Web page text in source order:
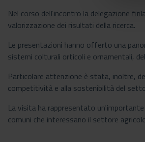
Nel corso dell'incontro la delegazione
valorizzazione dei risultati della ricerca.
Le presentazioni hanno offerto una
sistemi colturali orticoli e ornamentali,
Particolare attenzione è stata, inoltre,
competitività e alla sostenibilità del
La visita ha rappresentato
comuni che interessano il settore